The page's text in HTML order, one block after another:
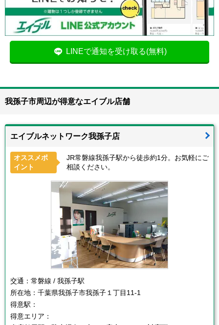
LINEで通知を受け取る(無料)
我孫子市周辺が得意なエイブル店舗
エイブルネットワーク我孫子店
オススメポ
イント
JR常磐線我孫子駅から徒歩約1分。お気軽にご
相談ください。
交通： 常磐線 / 我孫子駅
所在地： 千葉県我孫子市我孫子１丁目11-1
得意駅：
得意エリア：